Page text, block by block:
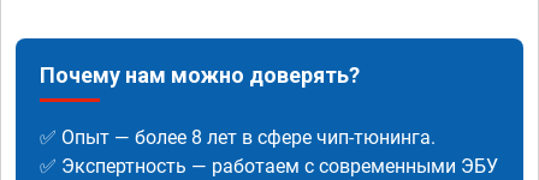
Почему нам можно доверять?
✅ Опыт — более 8 лет в сфере чип-тюнинга.
✅ Экспертность — работаем с современными ЭБУ